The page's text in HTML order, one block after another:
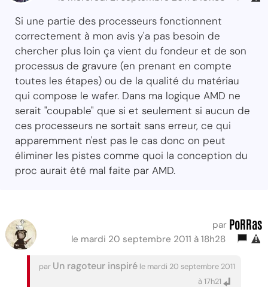
Si une partie des processeurs fonctionnent
correctement à mon avis y'a pas besoin de
chercher plus loin ça vient du fondeur et de son
processus de gravure (en prenant en compte
toutes les étapes) ou de la qualité du matériau
qui compose le wafer. Dans ma logique AMD ne
serait "coupable" que si et seulement si aucun de
ces processeurs ne sortait sans erreur, ce qui
apparemment n'est pas le cas donc on peut
éliminer les pistes comme quoi la conception du
proc aurait été mal faite par AMD.
par PoRRas
le mardi 20 septembre 2011 à 18h28
par Un ragoteur inspiré le mardi 20 septembre 2011
à 17h21